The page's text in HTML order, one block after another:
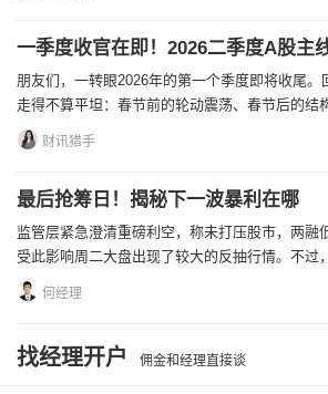
朋友们，一转眼2026年的第一个季度即将收尾
走得不算平坦：春节前的轮动震荡、春节后的结
‌财讯猎手
最后抢筹日！揭秘下一波暴利在哪
监管层紧急澄清重磅利空，称未打压股市，两融
受此影响周二大盘出现了较大的反抽行情。不过
何经理
找经理开户 佣金和经理直接谈